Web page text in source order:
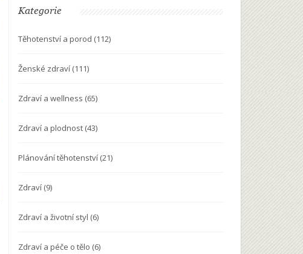
Kategorie
Těhotenství a porod (112)
Ženské zdraví (111)
Zdraví a wellness (65)
Zdraví a plodnost (43)
Plánování těhotenství (21)
Zdraví (9)
Zdraví a životní styl (6)
Zdraví a péče o tělo (6)